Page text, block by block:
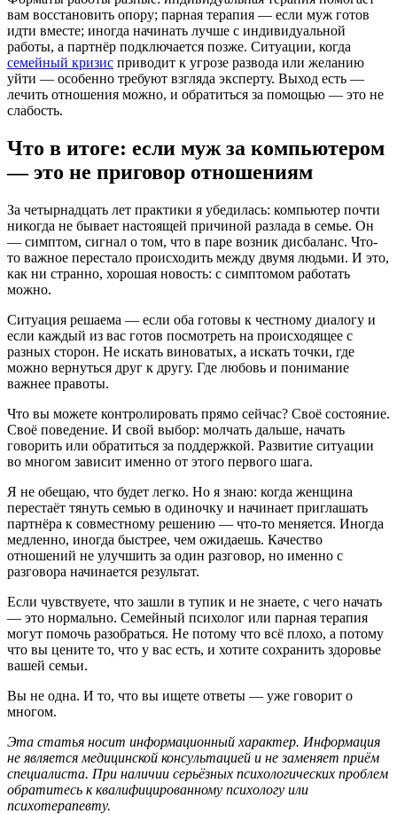
вам восстановить опору; парная терапия — если муж готов
идти вместе; иногда начинать лучше с индивидуальной
работы, а партнёр подключается позже. Ситуации, когда
семейный кризис приводит к угрозе развода или желанию
уйти — особенно требуют взгляда эксперту. Выход есть —
лечить отношения можно, и обратиться за помощью — это не
слабость.
Что в итоге: если муж за компьютером
— это не приговор отношениям
За четырнадцать лет практики я убедилась: компьютер почти
никогда не бывает настоящей причиной разлада в семье. Он
— симптом, сигнал о том, что в паре возник дисбаланс. Что-
то важное перестало происходить между двумя людьми. И это,
как ни странно, хорошая новость: с симптомом работать
можно.
Ситуация решаема — если оба готовы к честному диалогу и
если каждый из вас готов посмотреть на происходящее с
разных сторон. Не искать виноватых, а искать точки, где
можно вернуться друг к другу. Где любовь и понимание
важнее правоты.
Что вы можете контролировать прямо сейчас? Своё состояние.
Своё поведение. И свой выбор: молчать дальше, начать
говорить или обратиться за поддержкой. Развитие ситуации
во многом зависит именно от этого первого шага.
Я не обещаю, что будет легко. Но я знаю: когда женщина
перестаёт тянуть семью в одиночку и начинает приглашать
партнёра к совместному решению — что-то меняется. Иногда
медленно, иногда быстрее, чем ожидаешь. Качество
отношений не улучшить за один разговор, но именно с
разговора начинается результат.
Если чувствуете, что зашли в тупик и не знаете, с чего начать
— это нормально. Семейный психолог или парная терапия
могут помочь разобраться. Не потому что всё плохо, а потому
что вы цените то, что у вас есть, и хотите сохранить здоровье
вашей семьи.
Вы не одна. И то, что вы ищете ответы — уже говорит о
многом.
Эта статья носит информационный характер. Информация
не является медицинской консультацией и не заменяет приём
специалиста. При наличии серьёзных психологических проблем
обратитесь к квалифицированному психологу или
психотерапевту.